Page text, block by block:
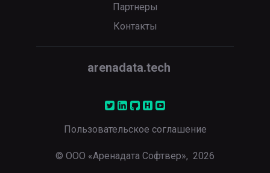
Партнеры
Контакты
arenadata.tech
© ООО «Аренадата Софтвер», 2026
Пользовательское соглашение